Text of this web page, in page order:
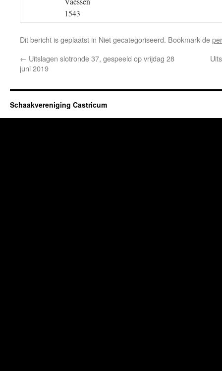
1543
Dit bericht is geplaatst in Niet gecategoriseerd. Bookmark de
← Uitslagen slotronde 37, gespeeld op vrijdag 28
juni 2019
Schaakvereniging Castricum